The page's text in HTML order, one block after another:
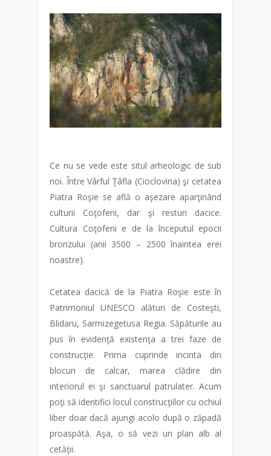
Ce nu se vede este situl arheologic de sub
noi. Între Vârful Ţâfla (Cioclovina) şi cetatea
Piatra Roşie se află o aşezare aparţinând
culturii Coţofeni, dar şi resturi dacice.
Cultura Coţofeni e de la începutul epocii
bronzului (anii 3500 – 2500 înaintea erei
noastre).
Cetatea dacică de la Piatra Roşie este în
Patrimoniul UNESCO alături de Costeşti,
Blidaru, Sarmizegetusa Regia. Săpăturile au
pus în evidenţă existenţa a trei faze de
construcţie. Prima cuprinde incinta din
blocuri de calcar, marea clădire din
interiorul ei şi sanctuarul patrulater. Acum
poţi să identifici locul construcţiilor cu ochiul
liber doar dacă ajungi acolo după o zăpadă
proaspătă. Aşa, o să vezi un plan alb al
cetăţii.